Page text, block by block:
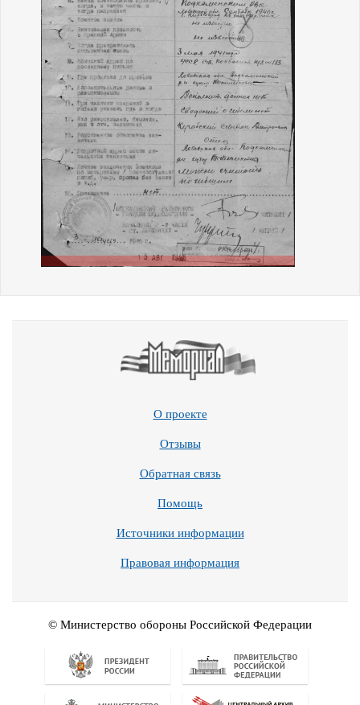
О проекте
Отзывы
Обратная связь
Помощь
Источники информации
Правовая информация
© Министерство обороны Российской Федерации